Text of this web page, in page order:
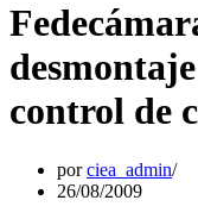
control de
porciea_admin
26/08/2009